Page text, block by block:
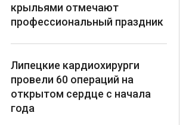
крыльями отмечают
профессиональный праздник
Липецкие кардиохирурги
провели 60 операций на
открытом сердце с начала
года